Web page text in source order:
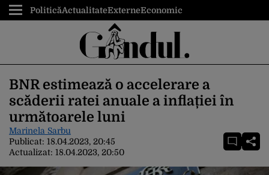
PoliticăActualitateExterneEconomic
BNR estimează o accelerare a
scăderii ratei anuale a inflației în
următoarele luni
Marinela Sarbu
Publicat: 18.04.2023, 20:45
Actualizat: 18.04.2023, 20:50